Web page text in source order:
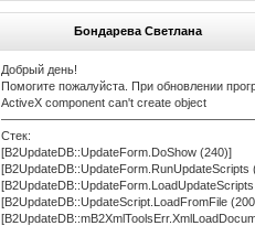
Бондарева Светлана
Добрый день!
Помогите пожалуйста. При обновлении
ActiveX component can't create object
Стек:
[B2UpdateDB::UpdateForm.DoShow (240)]
[B2UpdateDB::UpdateForm.RunUpdateScripts
[B2UpdateDB::UpdateScript.LoadFromFile